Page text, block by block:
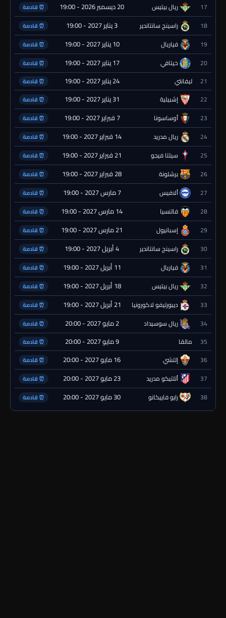
17 ريال بيتيس 20 ديسمبر 2026 - 19:00 ⏰ قادمة
18 راسينج سانتاندير 3 يناير 2027 - 19:00 ⏰ قادمة
19 فياريال 10 يناير 2027 - 19:00 ⏰ قادمة
20 خيتافي 17 يناير 2027 - 19:00 ⏰ قادمة
21 ليفانتي 24 يناير 2027 - 19:00 ⏰ قادمة
22 إشبيلية 31 يناير 2027 - 19:00 ⏰ قادمة
23 أوساسونا 7 فبراير 2027 - 19:00 ⏰ قادمة
24 ريال مدريد 14 فبراير 2027 - 19:00 ⏰ قادمة
25 سيلتا فيجو 21 فبراير 2027 - 19:00 ⏰ قادمة
26 برشلونة 28 فبراير 2027 - 19:00 ⏰ قادمة
27 ألافيس 7 مارس 2027 - 19:00 ⏰ قادمة
28 فالنسيا 14 مارس 2027 - 19:00 ⏰ قادمة
29 إسبانيول 21 مارس 2027 - 19:00 ⏰ قادمة
30 راسينج سانتاندير 4 أبريل 2027 - 19:00 ⏰ قادمة
31 فياريال 11 أبريل 2027 - 19:00 ⏰ قادمة
32 ريال بيتيس 18 أبريل 2027 - 19:00 ⏰ قادمة
33 ديبورتيفو لاكورونيا 21 أبريل 2027 - 19:00 ⏰ قادمة
34 ريال سوسيداد 2 مايو 2027 - 20:00 ⏰ قادمة
35 مالقا 9 مايو 2027 - 20:00 ⏰ قادمة
36 إلتشي 16 مايو 2027 - 20:00 ⏰ قادمة
37 أتلتيكو مدريد 23 مايو 2027 - 20:00 ⏰ قادمة
38 رايو فاييكانو 30 مايو 2027 - 20:00 ⏰ قادمة